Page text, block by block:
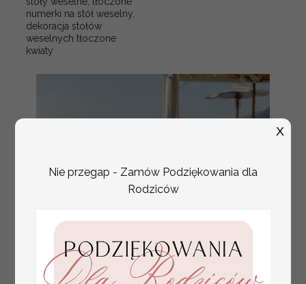
numerki na stół weselny,
dekoracja stołów
weselnych tłoczone
kwiaty
Nie przegap - Zamów Podziękowania dla
Rodziców
X